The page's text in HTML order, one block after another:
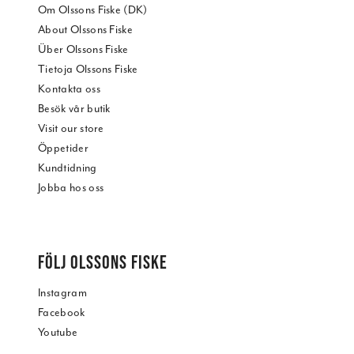
Om Olssons Fiske (DK)
About Olssons Fiske
Über Olssons Fiske
Tietoja Olssons Fiske
Kontakta oss
Besök vår butik
Visit our store
Öppetider
Kundtidning
Jobba hos oss
FÖLJ OLSSONS FISKE
Instagram
Facebook
Youtube